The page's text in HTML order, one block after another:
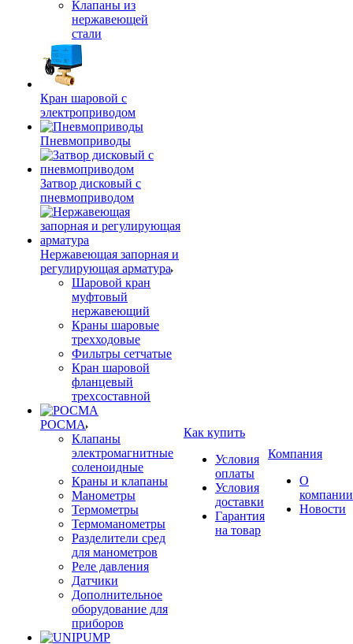
Клапаны из
нержавеющей
стали
Кран шаровой с
электроприводом
Пневмоприводы
Затвор дисковый с
пневмоприводом
Нержавеющая запорная и
регулирующая арматура
Шаровой кран
муфтовый
нержавеющий
Краны шаровые
трехходовые
Фильтры сетчатые
Кран шаровой
фланцевый
трехсоставной
РОСМА
Клапаны
электромагнитные
соленоидные
Краны и клапаны
Манометры
Термометры
Термоманометры
Разделители сред
для манометров
Реле давления
Датчики
Дополнительное
оборудование для
приборов
Как купить
Условия
оплаты
Условия
доставки
Гарантия
на товар
Компания
О
компании
Новости